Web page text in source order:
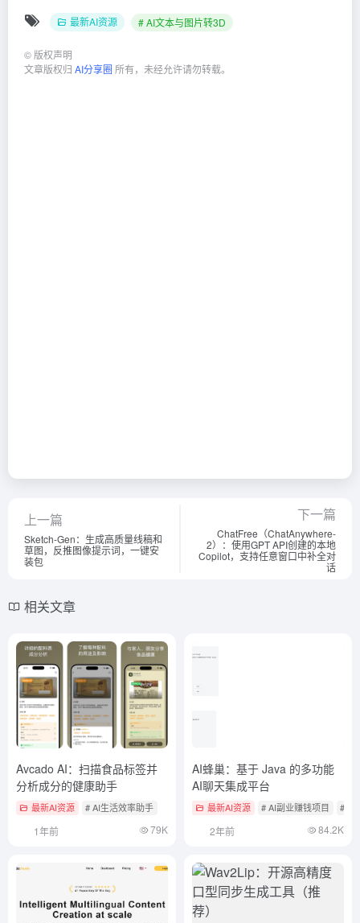
最新AI资源 # AI文本与图片转3D
© 版权声明
文章版权归 AI分享圈 所有，未经允许请勿转载。
上一篇
Sketch-Gen：生成高质量线稿和
草图，反推图像提示词，一键安
装包
下一篇
ChatFree（ChatAnywhere-
2）：使用GPT API创建的本地
Copilot，支持任意窗口中补全对
话
相关文章
Avcado AI：扫描食品标签并
分析成分的健康助手
最新AI资源 # AI生活效率助手
1年前 79K
AI蜂巢：基于 Java 的多功能
AI聊天集成平台
最新AI资源 # AI副业赚钱项目 # AI
2年前 84.2K